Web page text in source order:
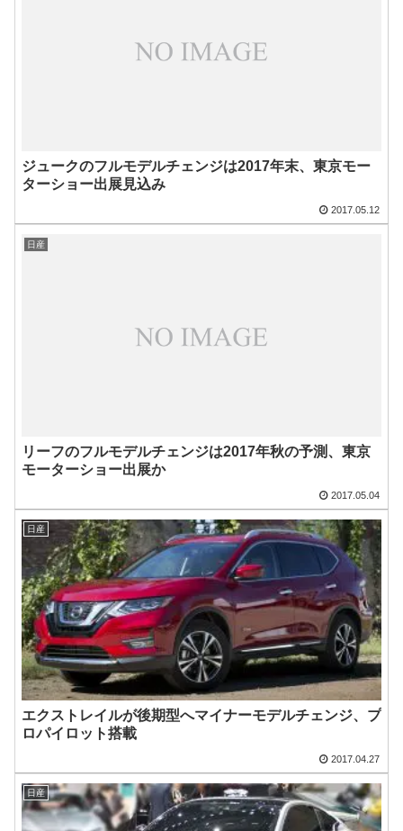
ジュークのフルモデルチェンジは2017年末、東京モー
ターショー出展見込み
2017.05.12
日産
リーフのフルモデルチェンジは2017年秋の予測、東京
モーターショー出展か
2017.05.04
日産
エクストレイルが後期型へマイナーモデルチェンジ、プ
ロパイロット搭載
2017.04.27
日産